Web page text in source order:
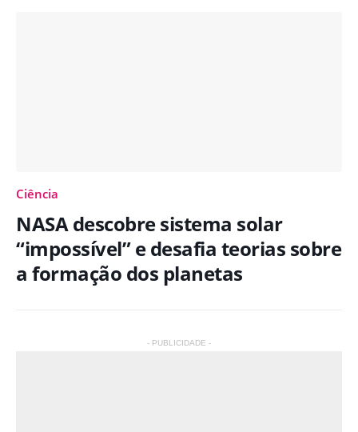
Ciência
NASA descobre sistema solar
“impossível” e desafia teorias sobre
a formação dos planetas
- PUBLICIDADE -